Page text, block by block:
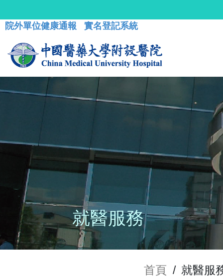
院外單位健康通報 實名登記系統
就醫服務
首頁 / 就醫服